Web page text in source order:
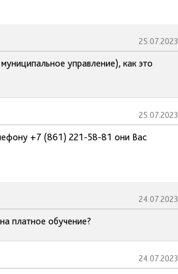
25.07.2023
управление), как это
25.07.2023
+7 (861) 221-58-81 они Вас
24.07.2023
платное обучение?
24.07.2023